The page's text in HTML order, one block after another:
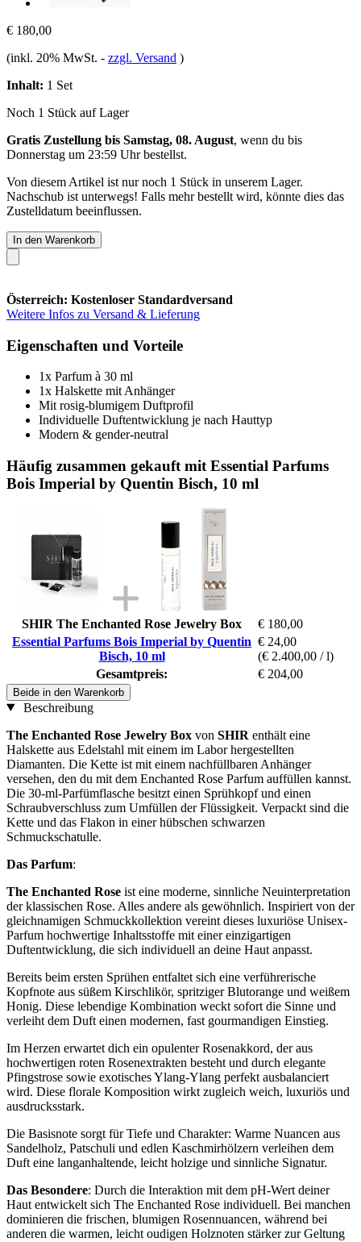
€ 180,00
(inkl. 20% MwSt. - zzgl. Versand )
Inhalt: 1 Set
Noch 1 Stück auf Lager
Gratis Zustellung bis Samstag, 08. August, wenn du bis
Donnerstag um 23:59 Uhrbestellst.
Von diesem Artikel ist nur noch 1 Stück in unserem Lager.
Nachschub ist unterwegs! Falls mehr bestellt wird, könnte dies das
Zustelldatum beeinflussen.
In den Warenkorb
Österreich: Kostenloser Standardversand
Weitere Infos zu Versand & Lieferung
Eigenschaften und Vorteile
1x Parfum à 30 ml
1x Halskette mit Anhänger
Mit rosig-blumigem Duftprofil
Individuelle Duftentwicklung je nach Hauttyp
Modern & gender-neutral
Häufig zusammen gekauft mit Essential Parfums
Bois Imperial by Quentin Bisch, 10 ml
SHIR The Enchanted Rose Jewelry Box
€ 180,00
Essential Parfums Bois Imperial by Quentin
Bisch, 10 ml
€ 24,00
(€ 2.400,00 / l)
Gesamtpreis:
€ 204,00
Beide in den Warenkorb
Beschreibung
The Enchanted Rose Jewelry Box von SHIR enthält eine
Halskette aus Edelstahl mit einem im Labor hergestellten
Diamanten. Die Kette ist mit einem nachfüllbaren Anhänger
versehen, den du mit dem Enchanted Rose Parfum auffüllen kannst.
Die 30-ml-Parfümflasche besitzt einen Sprühkopf und einen
Schraubverschluss zum Umfüllen der Flüssigkeit. Verpackt sind die
Kette und das Flakon in einer hübschen schwarzen
Schmuckschatulle.
Das Parfum:
The Enchanted Rose ist eine moderne, sinnliche Neuinterpretation
der klassischen Rose. Alles andere als gewöhnlich. Inspiriert von der
gleichnamigen Schmuckkollektion vereint dieses luxuriöse Unisex-
Parfum hochwertige Inhaltsstoffe mit einer einzigartigen
Duftentwicklung, die sich individuell an deine Haut anpasst.
Bereits beim ersten Sprühen entfaltet sich eine verführerische
Kopfnote aus süßem Kirschlikör, spritziger Blutorange und weißem
Honig. Diese lebendige Kombination weckt sofort die Sinne und
verleiht dem Duft einen modernen, fast gourmandigen Einstieg.
Im Herzen erwartet dich ein opulenter Rosenakkord, der aus
hochwertigen roten Rosenextrakten besteht und durch elegante
Pfingstrose sowie exotisches Ylang-Ylang perfekt ausbalanciert
wird. Diese florale Komposition wirkt zugleich weich, luxuriös und
ausdrucksstark.
Die Basisnote sorgt für Tiefe und Charakter: Warme Nuancen aus
Sandelholz, Patschuli und edlen Kaschmirhölzern verleihen dem
Duft eine langanhaltende, leicht holzige und sinnliche Signatur.
Das Besondere: Durch die Interaktion mit dem pH-Wert deiner
Haut entwickelt sich The Enchanted Rose individuell. Bei manchen
dominieren die frischen, blumigen Rosennuancen, während bei
anderen die warmen, leicht oudigen Holznoten stärker zur Geltung